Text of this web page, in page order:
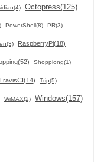
Octopress(125)
PowerShell(8) PR(3)
RaspberryPi(18)
Shoppiong(1)
Trip(5)
WiMAX(2) Windows(157)